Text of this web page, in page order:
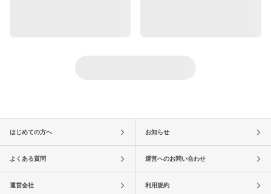
はじめての方へ お知らせ
よくある質問 運営へのお問い合わせ
運営会社 利用規約